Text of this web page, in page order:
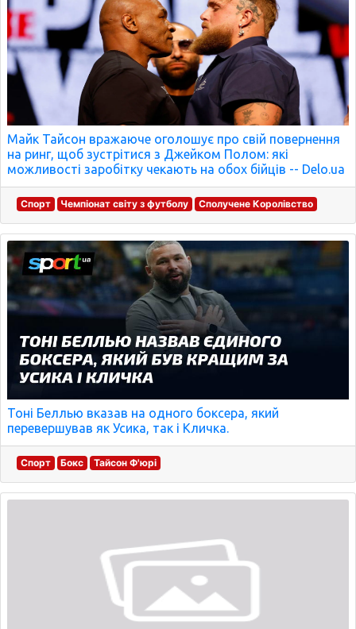
Майк Тайсон вражаюче оголошує про свій повернення
на ринг, щоб зустрітися з Джейком Полом: які
можливості заробітку чекають на обох бійців -- Delo.ua
Спорт Чемпіонат світу з футболу Сполучене Королівство
Тоні Беллью вказав на одного боксера, який
перевершував як Усика, так і Кличка.
Спорт Бокс Тайсон Ф'юрі